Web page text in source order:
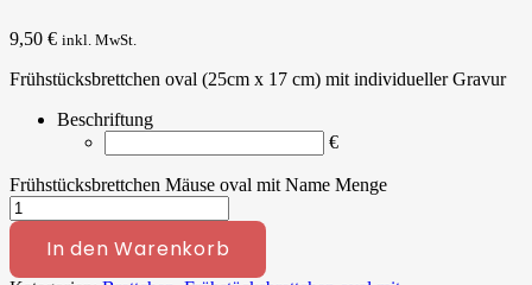
9,50 € inkl. MwSt.
Frühstücksbrettchen oval (25cm x 17 cm) mit individueller Gravur
Beschriftung
€
Frühstücksbrettchen Mäuse oval mit Name Menge
In den Warenkorb